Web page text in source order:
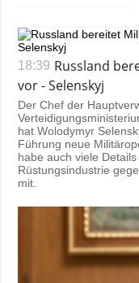
18:39 Russland
vor - Selenskyj
Der Chef der
hat Wolodymyr
Führung neue
habe auch viele
Rüstungsindustrie
mit.